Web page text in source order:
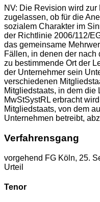
NV: Die Revision wird
zugelassen, ob für die
sozialem Charakter im
der Richtlinie 2006/112/
das gemeinsame
Fällen, in denen der nach
zu bestimmende Ort der
der Unternehmer sein
verschiedenen
Mitgliedstaats, in dem die
MwStSystRL erbracht
Mitgliedstaats, von dem
Unternehmen betreibt,
Verfahrensgang
vorgehend FG Köln, 25.
Urteil
Tenor